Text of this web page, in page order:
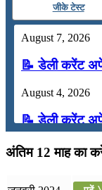
जीके टेस्ट
August 7, 2026
📝 डेली करेंट
August 4, 2026
📝 डेली करेंट
July 31, 2026
📝 डेली करेंट
अंतिम 12 माह का